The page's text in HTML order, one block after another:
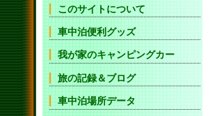
このサイトについて
車中泊便利グッズ
我が家のキャンピングカー
旅の記録＆ブログ
車中泊場所データ